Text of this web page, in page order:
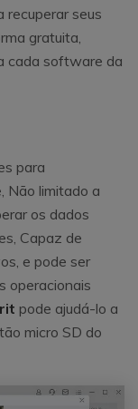
recuperar seus
gratuita,
cada software da
para
Não limitado a
os dados
Capaz de
e pode ser
operacionais
pode ajudá-lo a
micro SD do